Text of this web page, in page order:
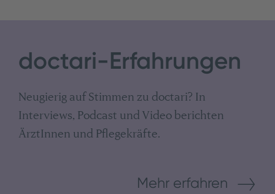
doctari-Erfahrungen
Neugierig auf Stimmen zu doctari? In
Interviews, Podcast und Video berichten
ÄrztInnen und Pflegekräfte.
Mehr erfahren